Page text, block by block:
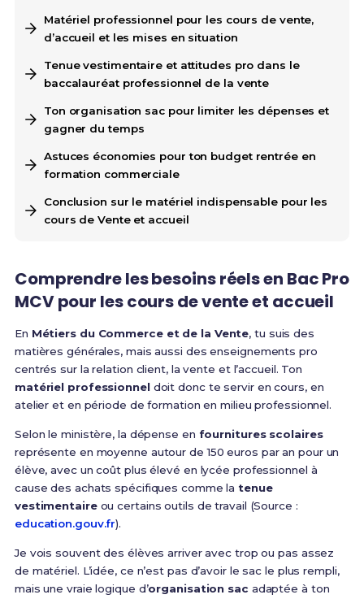
Matériel professionnel pour les cours de vente,
d’accueil et les mises en situation
Tenue vestimentaire et attitudes pro dans le
baccalauréat professionnel de la vente
Ton organisation sac pour limiter les dépenses et
gagner du temps
Astuces économies pour ton budget rentrée en
formation commerciale
Conclusion sur le matériel indispensable pour les
cours de Vente et accueil
Comprendre les besoins réels en Bac Pro
MCV pour les cours de vente et accueil
En Métiers du Commerce et de la Vente, tu suis des
matières générales, mais aussi des enseignements pro
centrés sur la relation client, la vente et l’accueil. Ton
matériel professionneldoit donc te servir en cours, en
atelier et en période de formation en milieu professionnel.
Selon le ministère, la dépense en fournitures scolaires
représente en moyenne autour de 150 euros par an pour un
élève, avec un coût plus élevé en lycée professionnel à
cause des achats spécifiques comme latenue
vestimentaireou certains outils de travail (Source :
education.gouv.fr).
Je vois souvent des élèves arriver avec trop ou pas assez
de matériel. L’idée, ce n’est pas d’avoir le sac le plus rempli,
mais une vraie logique d’organisation sac adaptée à ton